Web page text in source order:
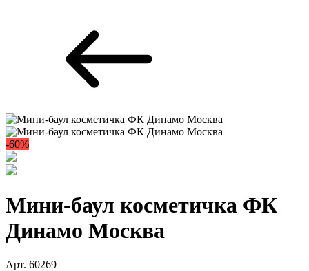
-60%
Мини-баул косметичка ФК
Динамо Москва
Арт. 60269